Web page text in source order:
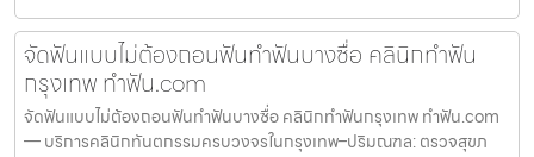
จัดฟันแบบไม่ต้องถอนฟันทำฟันบางซื่อ คลินิกทำฟัน
กรุงเทพ ทำฟัน.com
จัดฟันแบบไม่ต้องถอนฟันทำฟันบางซื่อ คลินิกทำฟันกรุงเทพ ทำฟัน.com
— บริการคลินิกทันตกรรมครบวงจรในกรุงเทพ–ปริมณฑล: ตรวจสุขภ